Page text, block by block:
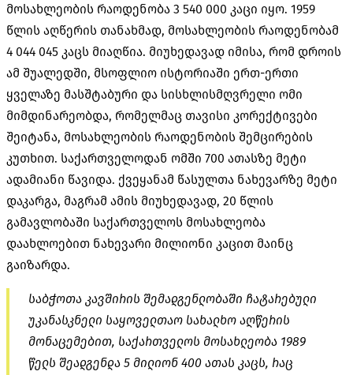
მოსახლეობის რაოდენობა 3 540 000 კაცი იყო. 1959
წლის აღწერის თანახმად, მოსახლეობის რაოდენობამ
4 044 045 კაცს მიაღწია. მიუხედავად იმისა, რომ დროის
ამ შუალედში, მსოფლიო ისტორიაში ერთ-ერთი
ყველაზე მასშტაბური და სისხლისმღვრელი ომი
მიმდინარეობდა, რომელმაც თავისი კორექტივები
შეიტანა, მოსახლეობის რაოდენობის შემცირების
კუთხით. საქართველოდან ომში 700 ათასზე მეტი
ადამიანი წავიდა. ქვეყანამ წასულთა ნახევარზე მეტი
დაკარგა, მაგრამ ამის მიუხედავად, 20 წლის
გამავლობაში საქართველოს მოსახლეობა
დაახლოებით ნახევარი მილიონი კაცით მაინც
გაიზარდა.
საბჭოთა კავშირის შემადგენლობაში ჩატარებული
უკანასკნელი საყოველთაო სახალხო აღწერის
მონაცემებით, საქართველოს მოსახლეობა 1989
წელს შეადგენდა 5 მილიონ 400 ათას კაცს, რაც